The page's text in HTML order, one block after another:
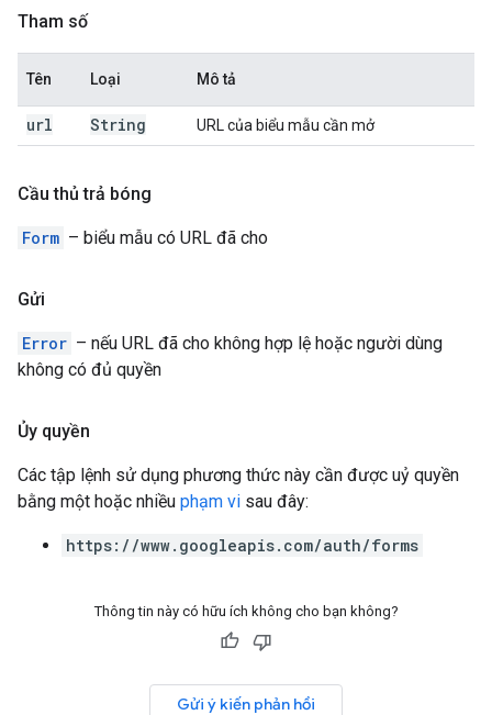
Tham số
Tên Loại Mô tả
url String URL của biểu mẫu cần mở
Cầu thủ trả bóng
Form – biểu mẫu có URL đã cho
Gửi
Error – nếu URL đã cho không hợp lệ hoặc người dùng
không có đủ quyền
Ủy quyền
Các tập lệnh sử dụng phương thức này cần được uỷ quyền
bằng một hoặc nhiều phạm vi sau đây:
https://www.googleapis.com/auth/forms
Thông tin này có hữu ích không cho bạn không?
Gửi ý kiến phản hồi